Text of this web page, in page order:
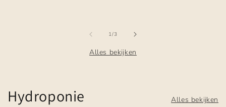
1/van
3
Alles bekijken
Hydroponie Alles bekijken